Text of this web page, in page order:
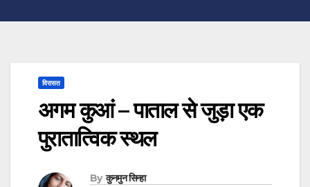
विरासत
अगम कुआं – पाताल से जुड़ा एक
पुरातात्विक स्थल
By कुनमुन सिन्हा